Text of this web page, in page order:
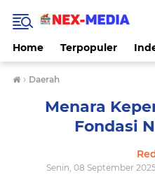
Home Terpopuler
› Daerah
Menara
Fondasi
Senin, 08 September